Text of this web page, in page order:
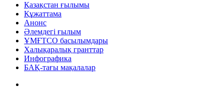
Қазақстан ғылымы
Құжаттама
Анонс
Әлемдегі ғылым
ҰМҒТСО басылымдары
Халықаралық гранттар
Инфографика
БАҚ-тағы мақалалар